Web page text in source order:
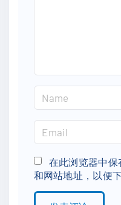
a
e
*
m
a
i
l
在此浏览器中
和网站地址，以便